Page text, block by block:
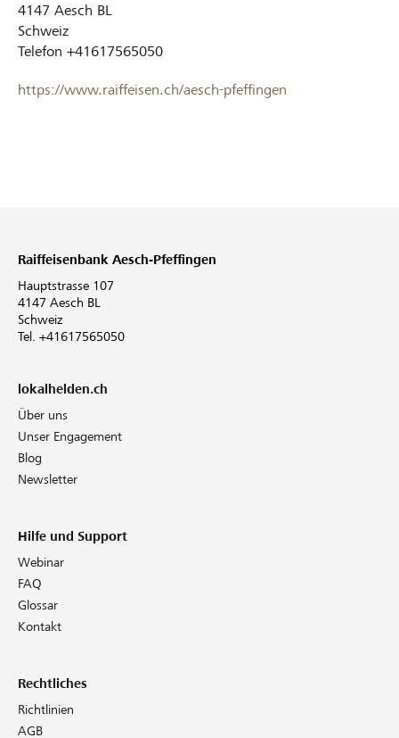
4147 Aesch BL
Schweiz
Telefon +41617565050
https://www.raiffeisen.ch/aesch-pfeffingen
Raiffeisenbank Aesch-Pfeffingen
Hauptstrasse 107
4147 Aesch BL
Schweiz
Tel. +41617565050
lokalhelden.ch
Über uns
Unser Engagement
Blog
Newsletter
Hilfe und Support
Webinar
FAQ
Glossar
Kontakt
Rechtliches
Richtlinien
AGB